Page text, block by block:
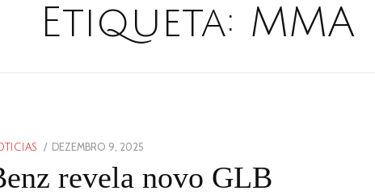
Etiqueta: MMA
POSTED
DEZEMBRO 9, 2025
2025
revela novo GLB